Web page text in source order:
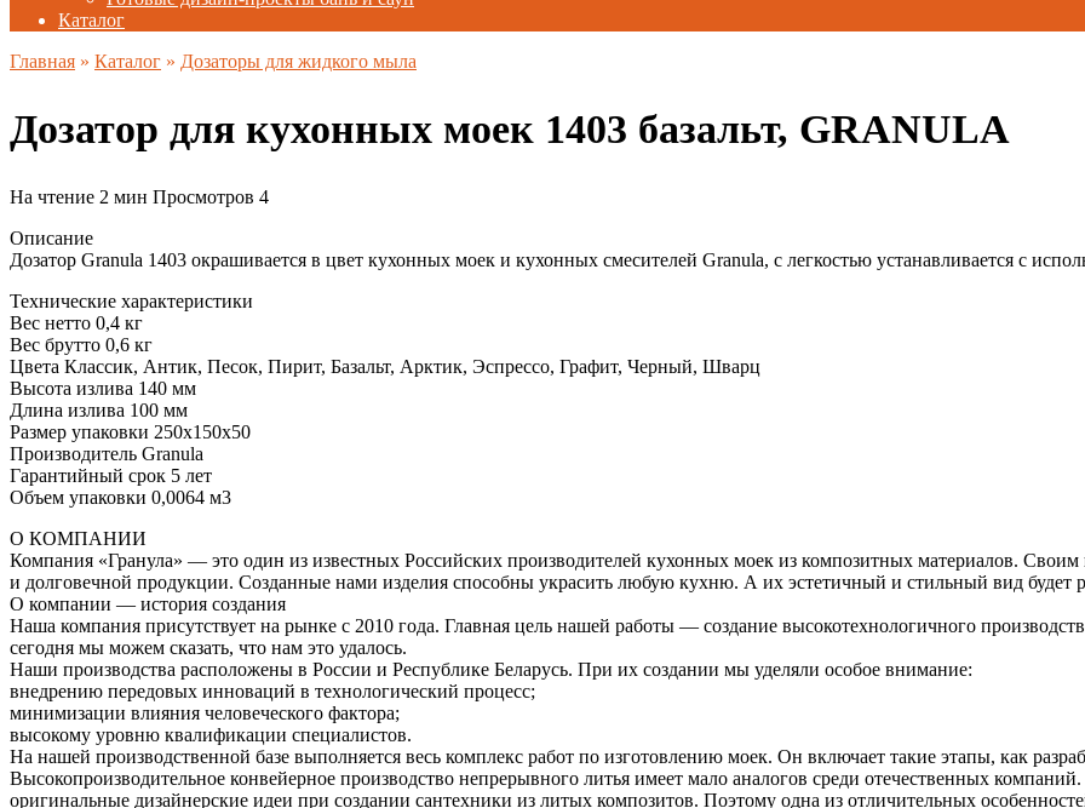
Каталог
Главная » Каталог » Дозаторы для жидкого мыла
Дозатор для кухонных моек 1403 базальт, GRANULA
На чтение 2 мин Просмотров 4
Описание
Дозатор Granula 1403 окрашивается в цвет кухонных моек и кухонных смесителей Granula, с легкостью устанавливается с
Технические характеристики
Вес нетто 0,4 кг
Вес брутто 0,6 кг
Цвета Классик, Антик, Песок, Пирит, Базальт, Арктик, Эспрессо, Графит, Черный, Шварц
Высота излива 140 мм
Длина излива 100 мм
Размер упаковки 250x150x50
Производитель Granula
Гарантийный срок 5 лет
Объем упаковки 0,0064 м3
О КОМПАНИИ
Компания «Гранула» — это один из известных Российских производителей кухонных моек из композитных материалов.
и долговечной продукции. Созданные нами изделия способны украсить любую кухню. А их эстетичный и стильный вид будет
О компании — история создания
Наша компания присутствует на рынке с 2010 года. Главная цель нашей работы — создание высокотехнологичного
сегодня мы можем сказать, что нам это удалось.
Наши производства расположены в России и Республике Беларусь. При их создании мы уделяли особое внимание:
внедрению передовых инноваций в технологический процесс;
минимизации влияния человеческого фактора;
высокому уровню квалификации специалистов.
На нашей производственной базе выполняется весь комплекс работ по изготовлению моек. Он включает такие этапы, как
Высокопроизводительное конвейерное производство непрерывного литья имеет мало аналогов среди отечественных
оригинальные дизайнерские идеи при создании сантехники из литых композитов. Поэтому одна из отличительных